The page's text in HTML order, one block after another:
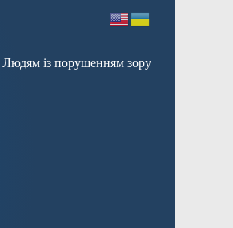
Людям із порушенням зору